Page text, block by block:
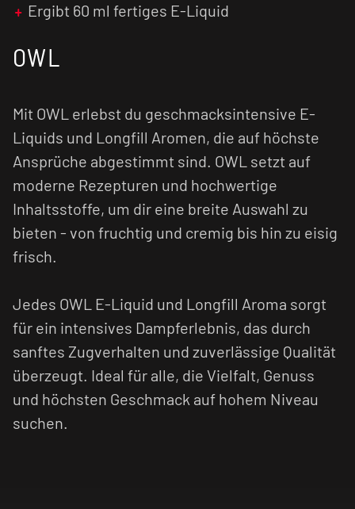
Ergibt 60 ml fertiges E-Liquid
OWL
Mit OWL erlebst du geschmacksintensive E-
Liquids und Longfill Aromen, die auf höchste
Ansprüche abgestimmt sind. OWL setzt auf
moderne Rezepturen und hochwertige
Inhaltsstoffe, um dir eine breite Auswahl zu
bieten - von fruchtig und cremig bis hin zu eisig
frisch.
Jedes OWL E-Liquid und Longfill Aroma sorgt
für ein intensives Dampferlebnis, das durch
sanftes Zugverhalten und zuverlässige Qualität
überzeugt. Ideal für alle, die Vielfalt, Genuss
und höchsten Geschmack auf hohem Niveau
suchen.